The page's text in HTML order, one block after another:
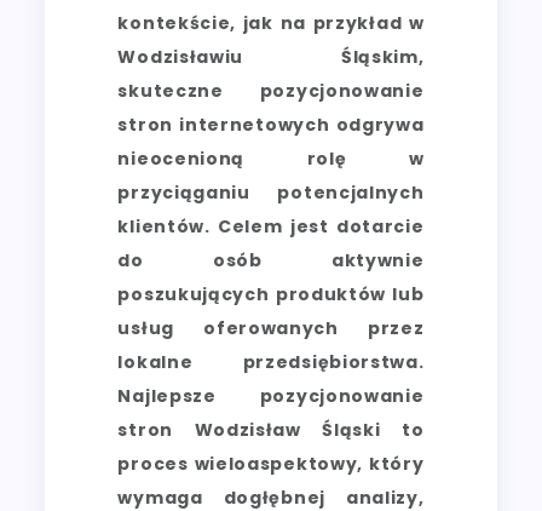
kontekście, jak na przykład w
Wodzisławiu Śląskim,
skuteczne pozycjonowanie
stron internetowych odgrywa
nieocenioną rolę w
przyciąganiu potencjalnych
klientów. Celem jest dotarcie
do osób aktywnie
poszukujących produktów lub
usług oferowanych przez
lokalne przedsiębiorstwa.
Najlepsze pozycjonowanie
stron Wodzisław Śląski to
proces wieloaspektowy, który
wymaga dogłębnej analizy,